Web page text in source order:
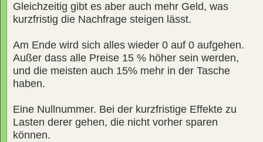
Gleichzeitig gibt es aber auch mehr Geld, was
kurzfristig die Nachfrage steigen lässt.
Am Ende wird sich alles wieder 0 auf 0 aufgehen.
Außer dass alle Preise 15 % höher sein werden,
und die meisten auch 15% mehr in der Tasche
haben.
Eine Nullnummer. Bei der kurzfristige Effekte zu
Lasten derer gehen, die nicht vorher sparen
können.